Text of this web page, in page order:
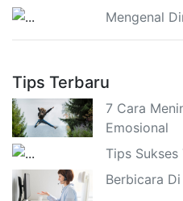
Mengenal
Tips Terbaru
7 Cara
Emosional
Tips
Berbicara